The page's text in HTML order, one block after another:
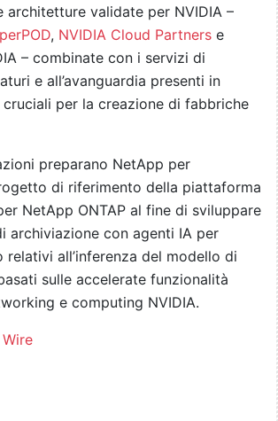
architetture validate per NVIDIA –
, NVIDIA Cloud Partners e
– combinate con i servizi di
e all’avanguardia presenti in
cruciali per la creazione di fabbriche
preparano NetApp per
di riferimento della piattaforma
NetApp ONTAP al fine di sviluppare
archiviazione con agenti IA per
all’inferenza del modello di
sulle accelerate funzionalità
e computing NVIDIA.
Wire